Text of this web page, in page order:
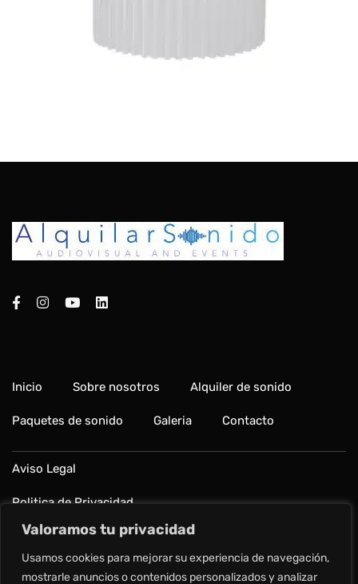
Valoramos tu privacidad
Usamos cookies para mejorar su experiencia de navegación,
mostrarle anuncios o contenidos personalizados y analizar
Inicio Sobre nosotros Alquiler de sonido
Paquetes de sonido Galeria Contacto
Aviso Legal
Politica de Privacidad
Política de cookies
Preguntas frecuentes